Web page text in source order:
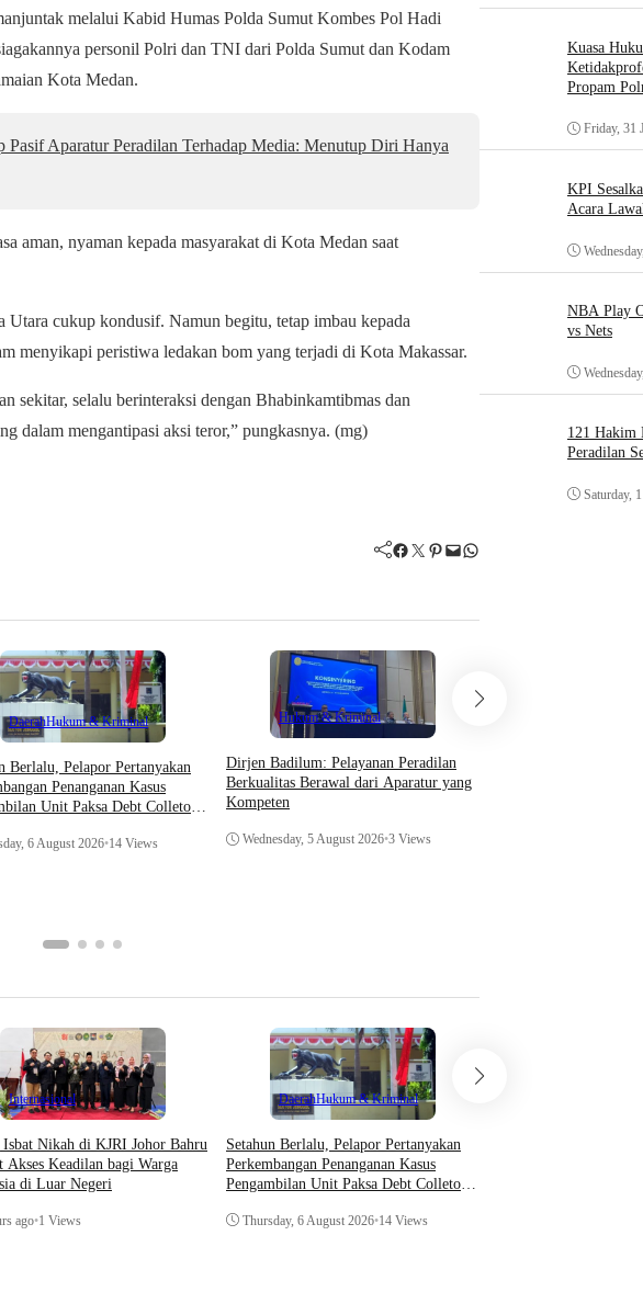
melalui Kabid Humas Polda Sumut Kombes Pol Hadi
personil Polri dan TNI dari Polda Sumut dan Kodam
Kota Medan.
Aparatur Peradilan Terhadap Media: Menutup Diri Hanya
aman, nyaman kepada masyarakat di Kota Medan saat
Utara cukup kondusif. Namun begitu, tetap imbau kepada
menyikapi peristiwa ledakan bom yang terjadi di Kota Makassar.
sekitar, selalu berinteraksi dengan Bhabinkamtibmas dan
dalam mengantipasi aksi teror,” pungkasnya. (mg)
Facebook Twitter Pinterest Mail WhatsApp
DaerahHukum & Kriminal
Berlalu, Pelapor Pertanyakan
Penanganan Kasus
Unit Paksa Debt Colletor
6 August 2026•14 Views
Hukum & Kriminal
Dirjen Badilum: Pelayanan Peradilan
Berkualitas Berawal dari Aparatur yang
Kompeten
Wednesday, 5 August 2026•3 Views
Internasional
Isbat Nikah di KJRI Johor Bahru
Akses Keadilan bagi Warga
di Luar Negeri
ago•1 Views
DaerahHukum & Kriminal
Setahun Berlalu, Pelapor Pertanyakan
Perkembangan Penanganan Kasus
Pengambilan Unit Paksa Debt Colletor
Thursday, 6 August 2026•14 Views
Kuasa
Propam
Friday, 31
KPI
Acara
NBA Play
vs Nets
121 Hakim
Peradilan
Saturday,